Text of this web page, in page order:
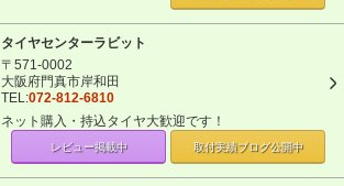
タイヤセンターラビット
〒571-0002
大阪府門真市岸和田
TEL:072-812-6810
ネット購入・持込タイヤ大歓迎です！
レビュー掲載中 取付実績ブログ公開中